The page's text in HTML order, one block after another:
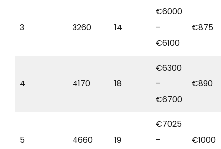
3 3260 14
€6000
–
€6100
€875
4 4170 18
€6300
–
€6700
€890
5 4660 19
€7025
–
€1000